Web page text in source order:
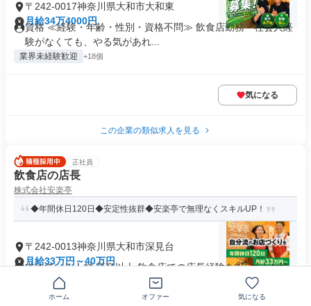
〒242-0017神奈川県大和市大和東
月給34万4000円
資格 ≪経験・年齢・性別・資格不問≫ 飲食店勤務・社会人経
験がなくても、やる気があれ...
業界未経験歓迎 +18個
気になる
この企業の類似求人を見る
正社員
飲食店の店長
株式会社安楽亭
◆年間休日120日◆安定性抜群◆安楽亭で無理なくスキルUP！
〒242-0013神奈川県大和市深見台
月給33万円～40万円
求めている人材 高卒以上 飲食店での店長経験を3年以上お持
ちの方（ジャンルは不問） ...
年間休日120日以上
ホーム オファー 気になる